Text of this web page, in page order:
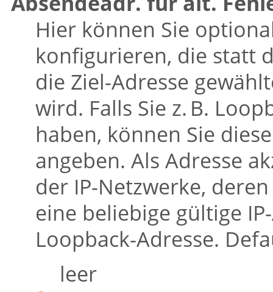
Hier können Sie
konfigurieren, die statt
die Ziel-Adresse
wird. Falls Sie z. B.
haben, können Sie
angeben. Als Adresse
der IP-Netzwerke,
eine beliebige gültige
Loopback-Adresse.
leer